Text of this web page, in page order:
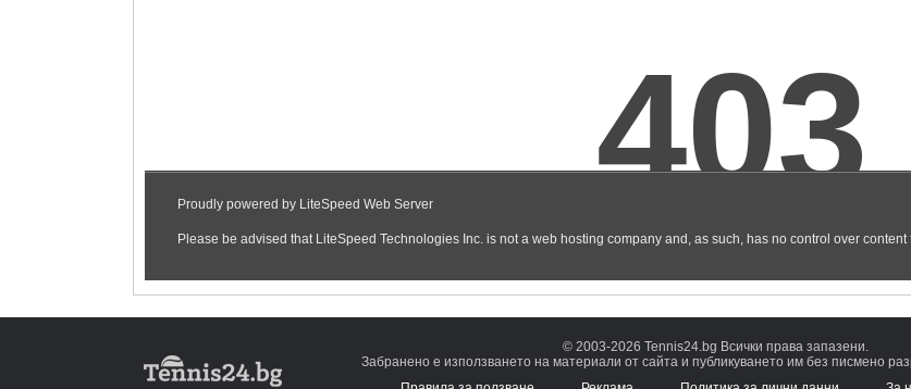
© 2003-2026 Tennis24.bg Всички права запазени.
Забранено е използването на материали от сайта и публикуването им без писмено